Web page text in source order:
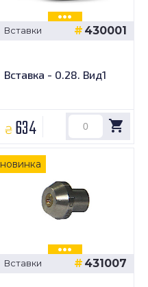
Вставки 430001
Вставка - 0.28. Вид1
₴ 634
новинка
Вставки 431007